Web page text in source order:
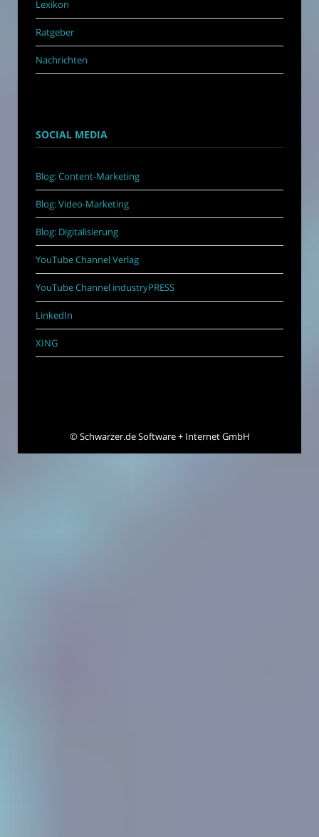
Lexikon
Ratgeber
Nachrichten
SOCIAL MEDIA
Blog: Content-Marketing
Blog: Video-Marketing
Blog: Digitalisierung
YouTube Channel Verlag
YouTube Channel industryPRESS
LinkedIn
XING
©Schwarzer.de Software + Internet GmbH